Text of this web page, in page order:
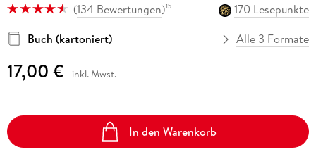
Science Fiction
Fremdsprachige Bücher
Taschenbücher
Karsten Dusse
Buch (gebunden)
eBook epub
Hörbuch Downloads im Bundle
Band 1
17,95 €
Ulrich Thimm
Vergissmeinnicht
(134 Bewertungen)15
170 Lesepunkte
Buch (kartoniert)
Alle 3 Formate
17,00 € inkl. Mwst.
In den Warenkorb